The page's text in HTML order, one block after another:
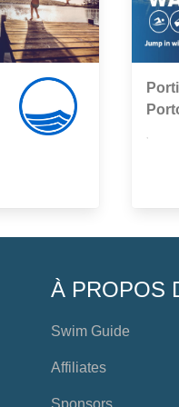
À PROPOS
Swim Guide
Affiliates
Sponsors